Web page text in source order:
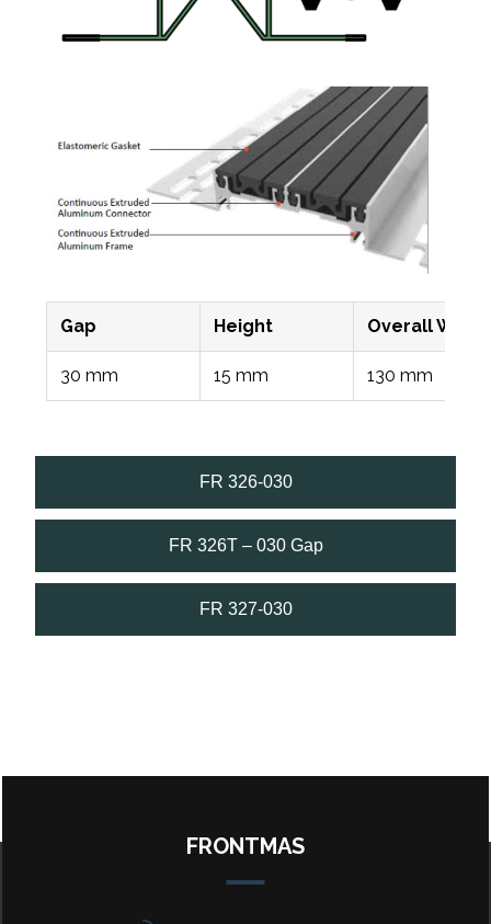
FR 326-030
FR 326T – 030 Gap
FR 327-030
Gap Height Overall Width
30 mm 15 mm 130 mm
FRONTMAS